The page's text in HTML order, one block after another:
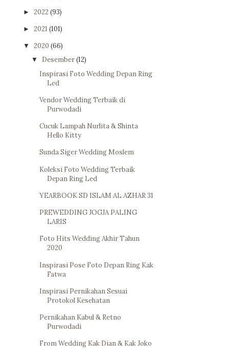
► 2022 (93)
► 2021 (101)
▼ 2020 (66)
▼ Desember(12)
Inspirasi Foto Wedding Depan Ring
Led
Vendor Wedding Terbaik di
Purwodadi
Cucuk Lampah Nurlita & Shinta
Hello Kitty
Sunda Siger Wedding Moslem
Koleksi Foto Wedding Terbaik
Depan Ring Led
YEARBOOK SD ISLAM AL AZHAR 31
PREWEDDING JOGJA PALING
LARIS
Foto Hits Wedding Akhir Tahun
2020
Inspirasi Pose Foto Depan Ring Kak
Fatwa
Inspirasi Pernikahan Sesuai
Protokol Kesehatan
Pernikahan Kabul & Retno
Purwodadi
From Wedding Kak Dian & Kak Joko